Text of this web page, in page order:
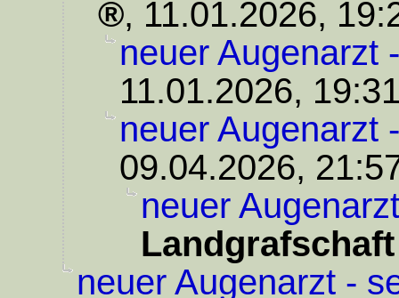
, 11.01.2026,
neuer Augenarzt
11.01.2026,
neuer Augenarzt
09.04.2026,
neuer
Landgrafschaft
neuer Augenarzt -